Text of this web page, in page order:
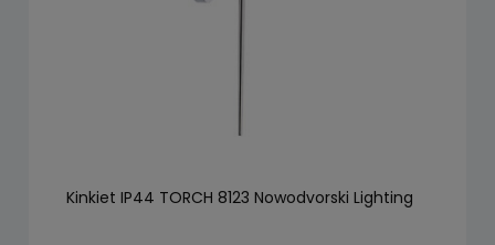
Kinkiet IP44 TORCH 8123 Nowodvorski Lighting